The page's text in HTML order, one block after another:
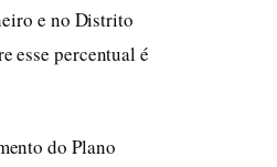
e no Distrito
esse percentual é
do Plano